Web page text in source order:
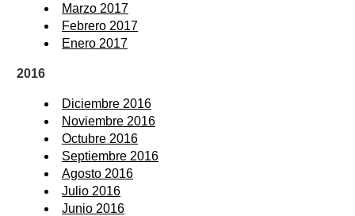
Marzo 2017
Febrero 2017
Enero 2017
2016
Diciembre 2016
Noviembre 2016
Octubre 2016
Septiembre 2016
Agosto 2016
Julio 2016
Junio 2016